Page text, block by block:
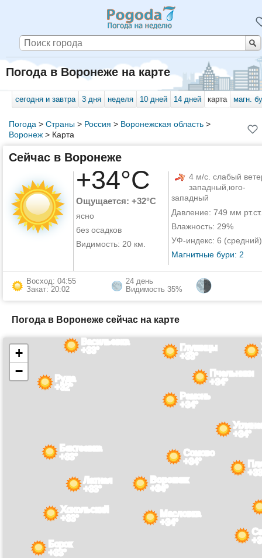
Погода в Воронеже на карте
сегодня и завтра 3 дня неделя 10 дней 14 дней карта магн.
Погода > Страны> Россия > Воронежская область>
Воронеж> Карта
Сейчас в Воронеже
+34°C
Ощущается: +32°C
ясно
без осадков
Видимость: 20 км.
4 м/с. слабый
западный,юго-
западный
Давление: 749 мм рт.ст.
Влажность: 29%
УФ-индекс: 6 (средний)
Магнитные бури: 2
Восход: 04:55
Закат: 20:02
24 день
Видимость 35%
Погода в Воронеже сейчас на карте
Воронеж
+34°
Рамонь
+34°
Руда
+32°
Борок
+33°
Сомово
+34°
Масловка
+34°
Латная
+33°
+34°
Васильевка
+33°
Глушицы
+33°
Пчельники
+34°
Бехтеевка
+33°
Хохольский
+33°
+
−